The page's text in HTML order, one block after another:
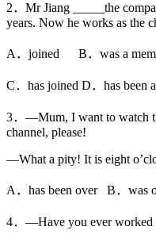
2．Mr Jiang _____the
years. Now he works as the
A．joined B．was a
C．has joined D．has been
3．—Mum, I want to watch
channel, please!
—What a pity! It is eight
A．has been over B．
4．—Have you ever worked